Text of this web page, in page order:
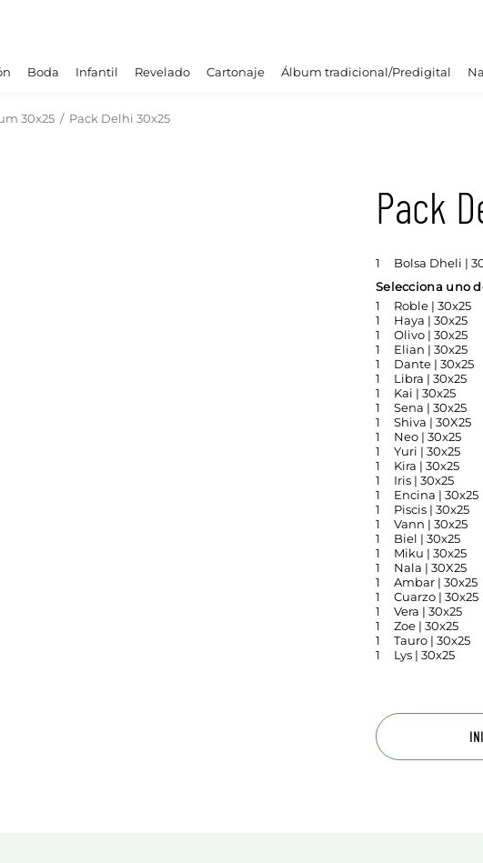
Boda Infantil Revelado Cartonaje Álbum tradicional/Predigital
30x25 / Pack Delhi 30x25
Pack
1
Bolsa Dheli |
Selecciona uno
1
Roble | 30x25
1
Haya | 30x25
1
Olivo | 30x25
1
Elian | 30x25
1
Dante | 30x25
1
Libra | 30x25
1
Kai | 30x25
1
Sena | 30x25
1
Shiva | 30X25
1
Neo | 30x25
1
Yuri | 30x25
1
Kira | 30x25
1
Iris | 30x25
1
Encina | 30x25
1
Piscis | 30x25
1
Vann | 30x25
1
Biel | 30x25
1
Miku | 30x25
1
Nala | 30X25
1
Ambar | 30x25
1
Cuarzo | 30x25
1
Vera | 30x25
1
Zoe | 30x25
1
Tauro | 30x25
1
Lys | 30x25